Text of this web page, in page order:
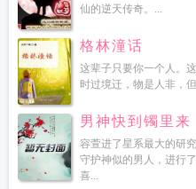
仙的逆天传奇。...
格林潼话
这辈子只要你一个人。
时过境迁，物是人非，
男神快到镯里来
容萱进了星系最大的研
守护神似的男人，进行
喜...